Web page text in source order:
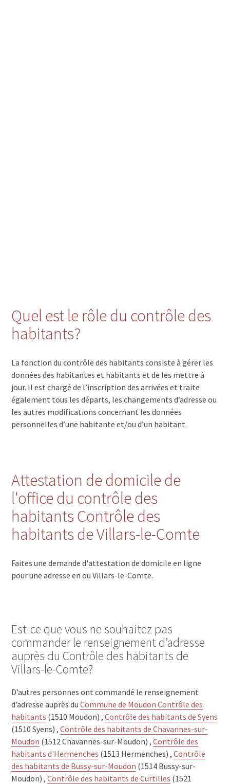
Quel est le rôle du contrôle des
habitants?
La fonction du contrôle des habitants consiste à gérer les
données des habitantes et habitants et de les mettre à
jour. Il est chargé de l’inscription des arrivées et traite
également tous les départs, les changements d’adresse ou
les autres modifications concernant les données
personnelles d’une habitante et/ou d’un habitant.
Attestation de domicile de
l'office du contrôle des
habitants Contrôle des
habitants de Villars-le-Comte
Faites une demande d'attestation de domicile en ligne
pour une adresse en ou Villars-le-Comte.
Est-ce que vous ne souhaitez pas
commander le renseignement d’adresse
auprès du Contrôle des habitants de
Villars-le-Comte?
D’autres personnes ont commandé le renseignement
d’adresse auprès duCommune de Moudon Contrôle des
habitants (1510 Moudon) ,Contrôle des habitants de Syens
(1510 Syens) ,Contrôle des habitants de Chavannes-sur-
Moudon (1512 Chavannes-sur-Moudon) ,Contrôle des
habitants d'Hermenches (1513 Hermenches) ,Contrôle
des habitants de Bussy-sur-Moudon (1514 Bussy-sur-
Moudon) ,Contrôle des habitants de Curtilles (1521